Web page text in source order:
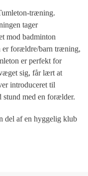
træning.
tager
mod badminton
er forældre/barn træning,
er perfekt for
sig, får lært at
introduceret til
stund med en forælder.
del af en hyggelig klub